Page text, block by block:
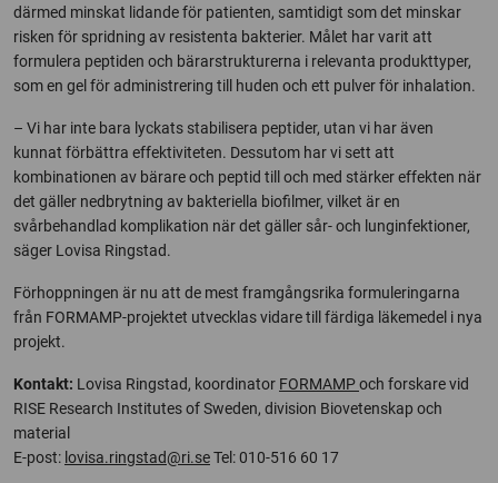
därmed minskat lidande för patienten, samtidigt som det minskar
risken för spridning av resistenta bakterier. Målet har varit att
formulera peptiden och bärarstrukturerna i relevanta produkttyper,
som en gel för administrering till huden och ett pulver för inhalation.
– Vi har inte bara lyckats stabilisera peptider, utan vi har även
kunnat förbättra effektiviteten. Dessutom har vi sett att
kombinationen av bärare och peptid till och med stärker effekten när
det gäller nedbrytning av bakteriella biofilmer, vilket är en
svårbehandlad komplikation när det gäller sår- och lunginfektioner,
säger Lovisa Ringstad.
Förhoppningen är nu att de mest framgångsrika formuleringarna
från FORMAMP-projektet utvecklas vidare till färdiga läkemedel i nya
projekt.
Kontakt: Lovisa Ringstad, koordinator FORMAMPoch forskare vid
RISE Research Institutes of Sweden, division Biovetenskap och
material
E-post: lovisa.ringstad@ri.seTel: 010-516 60 17